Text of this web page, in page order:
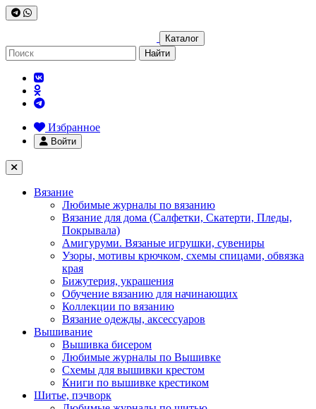
Каталог
Найти
Избранное
Войти
Вязание
Любимые журналы по вязанию
Вязание для дома (Салфетки, Скатерти, Пледы,
Покрывала)
Амигуруми. Вязаные игрушки, сувениры
Узоры, мотивы крючком, схемы спицами, обвязка
края
Бижутерия, украшения
Обучение вязанию для начинающих
Коллекции по вязанию
Вязание одежды, аксессуаров
Вышивание
Вышивка бисером
Любимые журналы по Вышивке
Схемы для вышивки крестом
Книги по вышивке крестиком
Шитье, пэчворк